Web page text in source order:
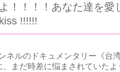
！！！！あなた達を愛
!!!!!!
ネルのドキュメンタリー《台
まだ時差に悩まされていたよ